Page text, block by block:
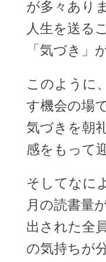
が多々あり
人生を送る
「気づき」
このように
す機会の場
気づきを朝
感をもって
そしてなに
月の読書量
出された全
の気持ちが